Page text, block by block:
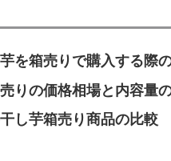
を箱売りで購入する際
りの価格相場と内容量
し芋箱売り商品の比較